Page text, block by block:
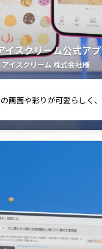
イスクリーム公式ア
イスクリーム 株式会社様
画面や彩りが可愛らしく、
とに特典があるようなので